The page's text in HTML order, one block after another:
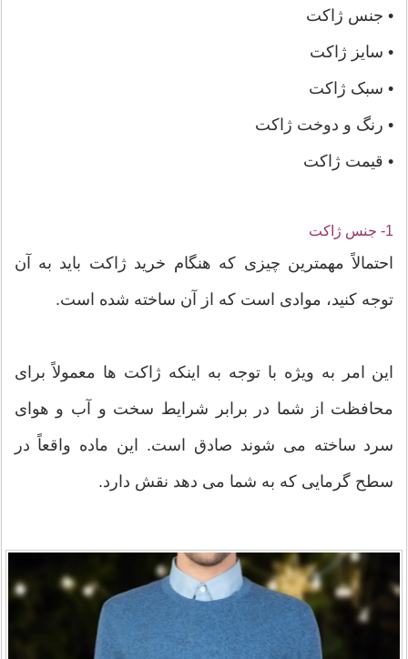
• جنس ژاکت
• سایز ژاکت
• سبک ژاکت
• رنگ و دوخت ژاکت
• قیمت ژاکت
1- جنس ژاکت
احتمالاً مهمترین چیزی که هنگام خرید ژاکت باید به آن
توجه کنید، موادی است که از آن ساخته شده است.
این امر به ویژه با توجه به اینکه ژاکت ها معمولاً برای
محافظت از شما در برابر شرایط سخت و آب و هوای
سرد ساخته می شوند صادق است. این ماده واقعاً در
سطح گرمایی که به شما می دهد نقش دارد.